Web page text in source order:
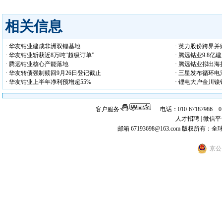
相关信息
· 华友钴业建成非洲双锂基地
· 英力股份跨界
· 华友钴业斩获近8万吨“超级订单”
· 腾远钴业9.8亿
· 腾远钴业核心产能落地
· 腾远钴业拟出
· 华友转债强制赎回9月26日登记截止
· 三星发布循环
· 华友钴业上半年净利预增超55%
· 锂电大户金川
客户服务:
电话：010-67187986
人才招聘 微信
邮箱 67193698@163.com 版权所有：全
京公